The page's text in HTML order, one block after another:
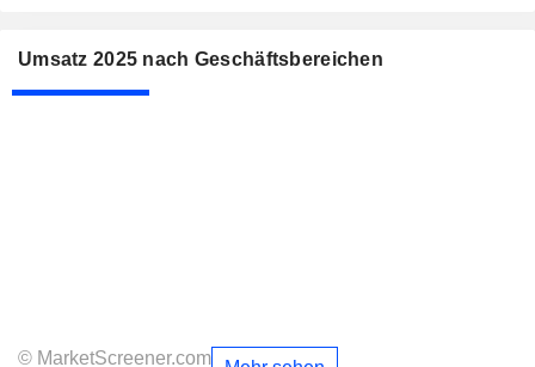
Umsatz 2025 nach Geschäftsbereichen
© MarketScreener.com